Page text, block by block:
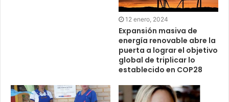
12 enero, 2024
Expansión masiva de
energía renovable abre la
puerta a lograr el objetivo
global de triplicar lo
establecido en COP28